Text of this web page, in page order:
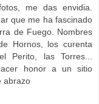
me das envidia.
que me ha fascinado
de Fuego. Nombres
Hornos, los curenta
Perito, las Torres...
honor a un sitio
abrazo